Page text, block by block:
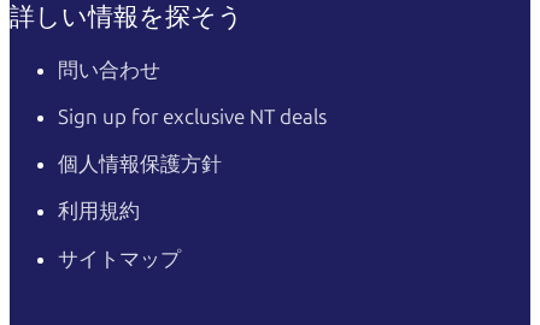
詳しい情報を探そう
問い合わせ
Sign up for exclusive NT deals
個人情報保護方針
利用規約
サイトマップ